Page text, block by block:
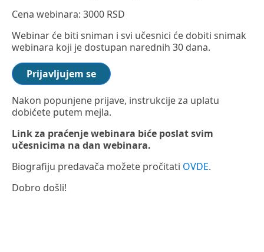
Cena webinara: 3000 RSD
Webinar će biti sniman i svi učesnici će dobiti snimak
webinara koji je dostupan narednih 30 dana.
Prijavljujem se
Nakon popunjene prijave, instrukcije za uplatu
dobićete putem mejla.
Link za praćenje webinara biće poslat svim
učesnicima na dan webinara.
Biografiju predavača možete pročitati OVDE.
Dobro došli!